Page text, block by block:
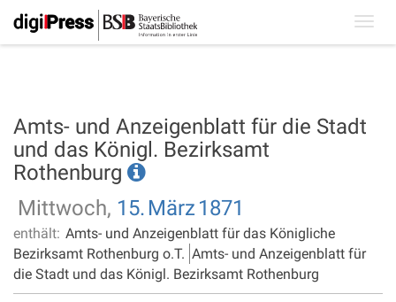
Amts- und Anzeigenblatt für die Stadt
und das Königl. Bezirksamt
Rothenburg
Mittwoch, 15. März 1871
enthält: Amts- und Anzeigenblatt für das Königliche
Bezirksamt Rothenburg o.T. Amts- und Anzeigenblatt für
die Stadt und das Königl. Bezirksamt Rothenburg